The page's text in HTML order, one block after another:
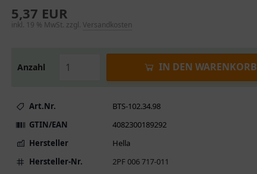
5,37 EUR
inkl. 19 % MwSt. zzgl. Versandkosten
Anzahl IN DEN WARENKORB
Art.Nr.
BTS-102.34.98
GTIN/EAN
4082300189292
Hersteller
Hella
Hersteller-Nr.
2PF 006 717-011